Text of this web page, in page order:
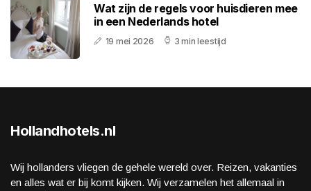
Wat zijn de regels voor huisdieren mee
in een Nederlands hotel
19 mei 2026 3 min leestijd
Hollandhotels.nl
Wij hollanders vliegen de gehele wereld over. Reizen, vakanties
en alles wat er bij komt kijken. Wij verzamelen het allemaal in